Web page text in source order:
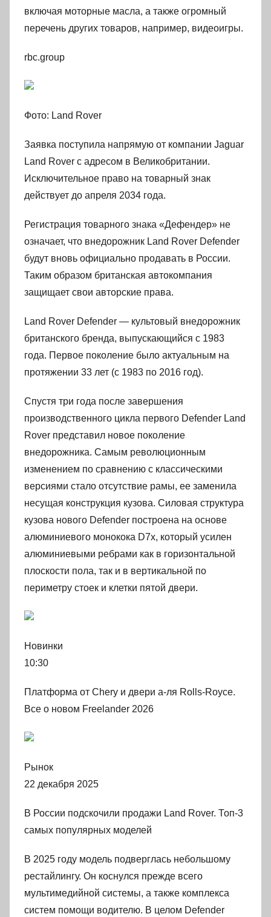
включая моторные масла, а также огромный
перечень других товаров, например, видеоигры.
rbc.group
Фото: Land Rover
Заявка поступила напрямую от компании Jaguar
Land Rover с адресом в Великобритании.
Исключительное право на товарный знак
действует до апреля 2034 года.
Регистрация товарного знака «Дефендер» не
означает, что внедорожник Land Rover Defender
будут вновь официально продавать в России.
Таким образом британская автокомпания
защищает свои авторские права.
Land Rover Defender — культовый внедорожник
британского бренда, выпускающийся с 1983
года. Первое поколение было актуальным на
протяжении 33 лет (с 1983 по 2016 год).
Спустя три года после завершения
производственного цикла первого Defender Land
Rover представил новое поколение
внедорожника. Самым революционным
изменением по сравнению с классическими
версиями стало отсутствие рамы, ее заменила
несущая конструкция кузова. Силовая структура
кузова нового Defender построена на основе
алюминиевого монокока D7x, который усилен
алюминиевыми ребрами как в горизонтальной
плоскости пола, так и в вертикальной по
периметру стоек и клетки пятой двери.
Новинки
10:30
Платформа от Chery и двери а-ля Rolls-Royce.
Все о новом Freelander 2026
Рынок
22 декабря 2025
В России подскочили продажи Land Rover. Топ-3
самых популярных моделей
В 2025 году модель подверглась небольшому
рестайлингу. Он коснулся прежде всего
мультимедийной системы, а также комплекса
систем помощи водителю. В целом Defender